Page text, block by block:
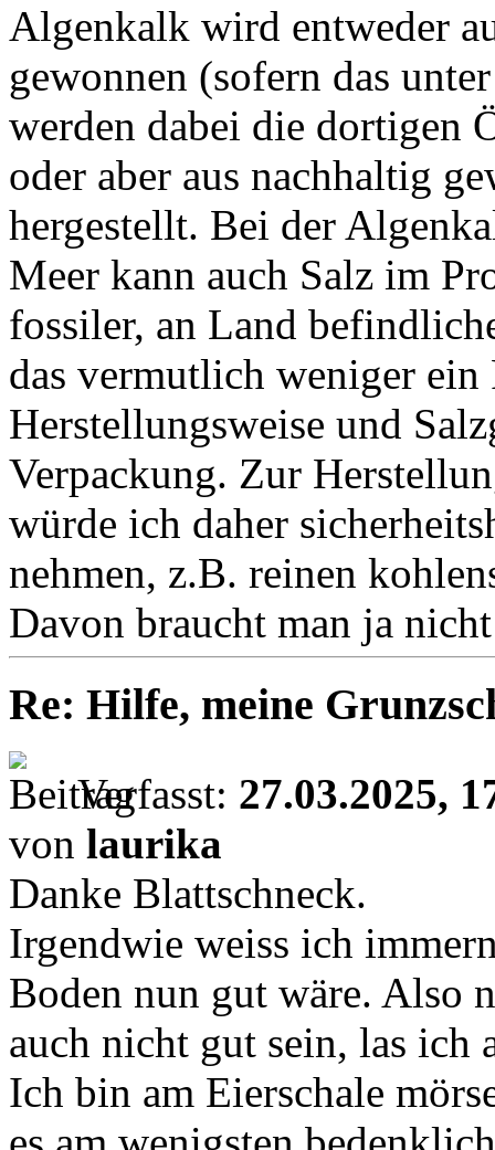
Algenkalk wird entweder
gewonnen (sofern das
werden dabei die dortigen
oder aber aus nachhaltig
hergestellt. Bei der
Meer kann auch Salz im
fossiler, an Land
das vermutlich weniger
Herstellungsweise und
Verpackung. Zur
würde ich daher
nehmen, z.B. reinen
Davon braucht man ja
Re: Hilfe, meine
Verfasst: 27.03.2025,
von laurika
Danke Blattschneck.
Irgendwie weiss ich
Boden nun gut wäre. Also
auch nicht gut sein, las ich
Ich bin am Eierschale